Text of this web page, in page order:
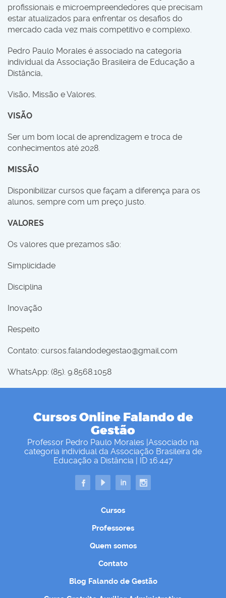
profissionais e microempreendedores que precisam
estar atualizados para enfrentar os desafios do
mercado cada vez mais competitivo e complexo.
Pedro Paulo Morales é associado na categoria
individual da Associação Brasileira de Educação a
Distância,
Visão, Missão e Valores.
VISÃO
Ser um bom local de aprendizagem e troca de
conhecimentos até 2028.
MISSÃO
Disponibilizar cursos que façam a diferença para os
alunos, sempre com um preço justo.
VALORES
Os valores que prezamos são:
Simplicidade
Disciplina
Inovação
Respeito
Contato: cursos.falandodegestao@gmail.com
WhatsApp: (85). 9.8568.1058
Cursos Online Falando de
Gestão
Professor Pedro Paulo Morales |Associado na
categoria individual da Associação Brasileira de
Educação a Distância | ID 16.447
Cursos
Professores
Quem somos
Contato
Blog Falando de Gestão